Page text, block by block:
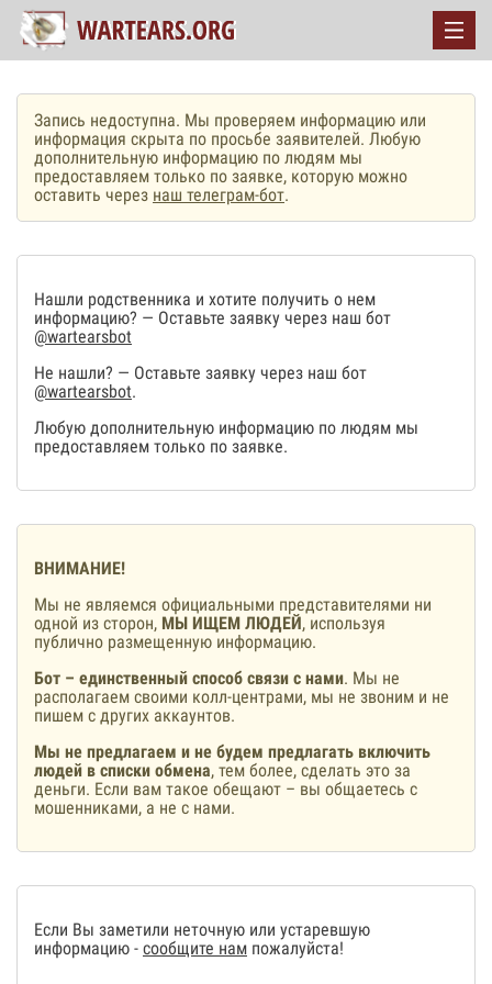
Запись недоступна. Мы проверяем информацию или
информация скрыта по просьбе заявителей. Любую
дополнительную информацию по людям мы
предоставляем только по заявке, которую можно
оставить через наш телеграм-бот.
Нашли родственника и хотите получить о нем
информацию? — Оставьте заявку через наш бот
@wartearsbot
Не нашли? — Оставьте заявку через наш бот
@wartearsbot.
Любую дополнительную информацию по людям мы
предоставляем только по заявке.
ВНИМАНИЕ!
Мы не являемся официальными представителями ни
одной из сторон, МЫ ИЩЕМ ЛЮДЕЙ, используя
публично размещенную информацию.
Бот – единственный способ связи с нами. Мы не
располагаем своими колл-центрами, мы не звоним и не
пишем с других аккаунтов.
Мы не предлагаем и не будем предлагать включить
людей в списки обмена, тем более, сделать это за
деньги. Если вам такое обещают – вы общаетесь с
мошенниками, а не с нами.
Если Вы заметили неточную или устаревшую
информацию - сообщите нам пожалуйста!